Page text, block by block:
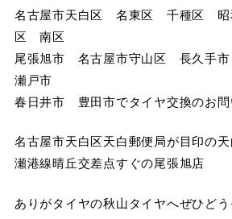
名古屋市天白区 名東区 千種区
区 南区
尾張旭市 名古屋市守山区 長久手
瀬戸市
春日井市 豊田市でタイヤ交換のお問
名古屋市天白区天白郵便局が目印の
瀬港線晴丘交差点すぐの尾張旭店
ありがタイヤの秋山タイヤへぜひど